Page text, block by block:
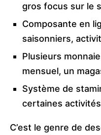
gros focus sur le
Composante en
saisonniers,
Plusieurs
mensuel, un
Système de
certaines
C’est le genre de